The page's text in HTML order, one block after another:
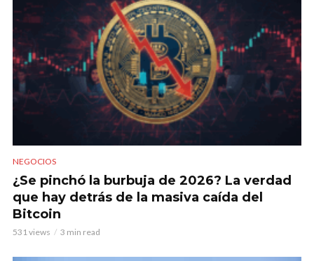
NEGOCIOS
¿Se pinchó la burbuja de 2026? La verdad
que hay detrás de la masiva caída del
Bitcoin
531 views 3 min read